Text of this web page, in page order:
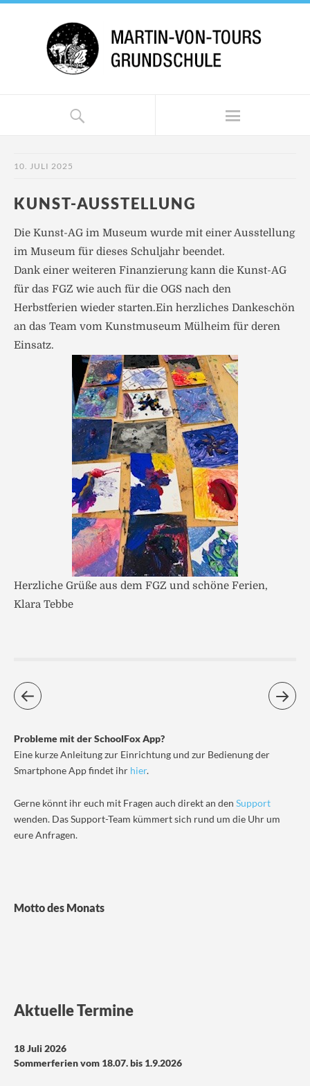
10. JULI 2025
KUNST-AUSSTELLUNG
Die Kunst-AG im Museum wurde mit einer Ausstellung
im Museum für dieses Schuljahr beendet.
Dank einer weiteren Finanzierung kann die Kunst-AG
für das FGZ wie auch für die OGS nach den
Herbstferien wieder starten.Ein herzliches Dankeschön
an das Team vom Kunstmuseum Mülheim für deren
Einsatz.
Herzliche Grüße aus dem FGZ und schöne Ferien,
Klara Tebbe
Probleme mit der SchoolFox App?
Eine kurze Anleitung zur Einrichtung und zur Bedienung der
Smartphone App findet ihr hier.
Gerne könnt ihr euch mit Fragen auch direkt an den Support
wenden. Das Support-Team kümmert sich rund um die Uhr um
eure Anfragen.
Motto des Monats
Aktuelle Termine
18 Juli 2026
Sommerferien vom 18.07. bis 1.9.2026